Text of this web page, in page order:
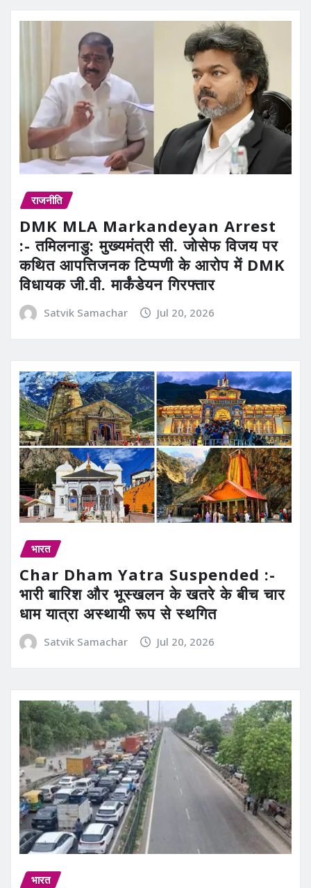
राजनीति
DMK MLA Markandeyan Arrest
:- तमिलनाडु: मुख्यमंत्री सी. जोसेफ विजय पर
कथित आपत्तिजनक टिप्पणी के आरोप में DMK
विधायक जी.वी. मार्कंडेयन गिरफ्तार
Satvik Samachar Jul 20, 2026
भारत
Char Dham Yatra Suspended :-
भारी बारिश और भूस्खलन के खतरे के बीच चार
धाम यात्रा अस्थायी रूप से स्थगित
Satvik Samachar Jul 20, 2026
भारत